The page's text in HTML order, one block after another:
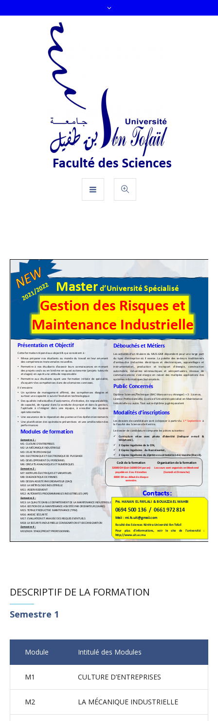
DESCRIPTIF DE LA FORMATION
Semestre 1
Module Intitulé des Modules
M1 CULTURE D’ENTREPRISES
M2 LA MÉCANIQUE INDUSTRIELLE